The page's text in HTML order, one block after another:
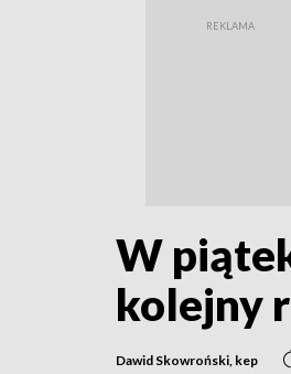
W
kolejny
Dawid Skowroński, kep